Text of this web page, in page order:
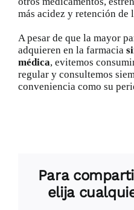
más acidez y retención de
A pesar de que la mayor
adquieren en la farmacia
médica, evitemos
regular y consultemos
conveniencia como su
Para
elija